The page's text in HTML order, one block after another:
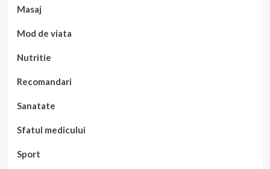
Masaj
Mod de viata
Nutritie
Recomandari
Sanatate
Sfatul medicului
Sport